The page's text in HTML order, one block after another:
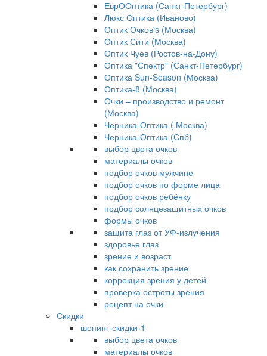
ЕврООптика (Санкт-Петербург)
Люкс Оптика (Иваново)
Оптик Очков's (Москва)
Оптик Сити (Москва)
Оптик Чуев (Ростов-на-Дону)
Оптика "Спектр" (Санкт-Петербург)
Оптика Sun-Season (Москва)
Оптика-8 (Москва)
Очки – производство и ремонт
(Москва)
Черника-Оптика ( Москва)
Черника-Оптика (Спб)
выбор цвета очков
материалы очков
подбор очков мужчине
подбор очков по форме лица
подбор очков ребёнку
подбор солнцезащитных очков
формы очков
защита глаз от УФ-излучения
здоровье глаз
зрение и возраст
как сохранить зрение
коррекция зрения у детей
проверка остроты зрения
рецепт на очки
Скидки
шопинг-скидки-1
выбор цвета очков
материалы очков